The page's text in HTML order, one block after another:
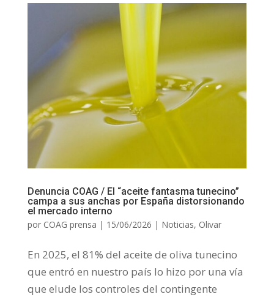
Denuncia COAG / El “aceite fantasma tunecino”
campa a sus anchas por España distorsionando
el mercado interno
por COAG prensa | 15/06/2026 | Noticias, Olivar
En 2025, el 81% del aceite de oliva tunecino
que entró en nuestro país lo hizo por una vía
que elude los controles del contingente